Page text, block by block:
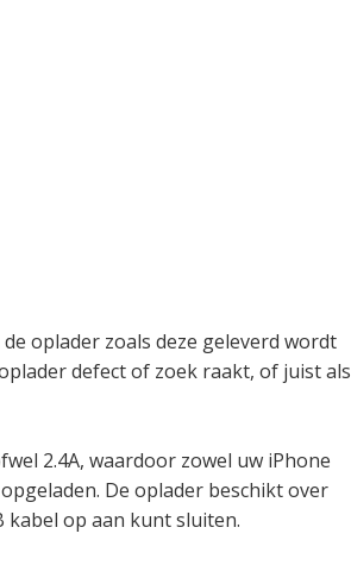
oplader zoals deze geleverd wordt
defect of zoek raakt, of juist als
2.4A, waardoor zowel uw iPhone
De oplader beschikt over
kabel op aan kunt sluiten.